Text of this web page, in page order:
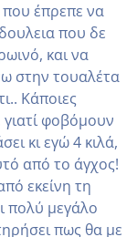
που έπρεπε να
που δε
και να
στην τουαλέτα
Κάποιες
φοβόμουν
κι εγώ 4 κιλά,
από το άγχος!
εκείνη τη
πολύ μεγάλο
πως θα με